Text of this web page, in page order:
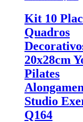
Kit 10
Quadros
20x28cm
Pilates
Studio
Q164